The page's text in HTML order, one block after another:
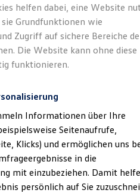
Leasing
Leasing
Schlussrate
Garantien
bei Volkswagen
Sie jetzt
Neo!
helfen dabei, eine Website
Grundfunktionen wie
Zugriff auf sichere Bereiche
Die Website kann ohne diese
funktionieren.
Informationen über Ihre
Seitenaufrufe,
Klicks) und ermöglichen uns
in die
mit einzubeziehen. Damit
persönlich auf Sie